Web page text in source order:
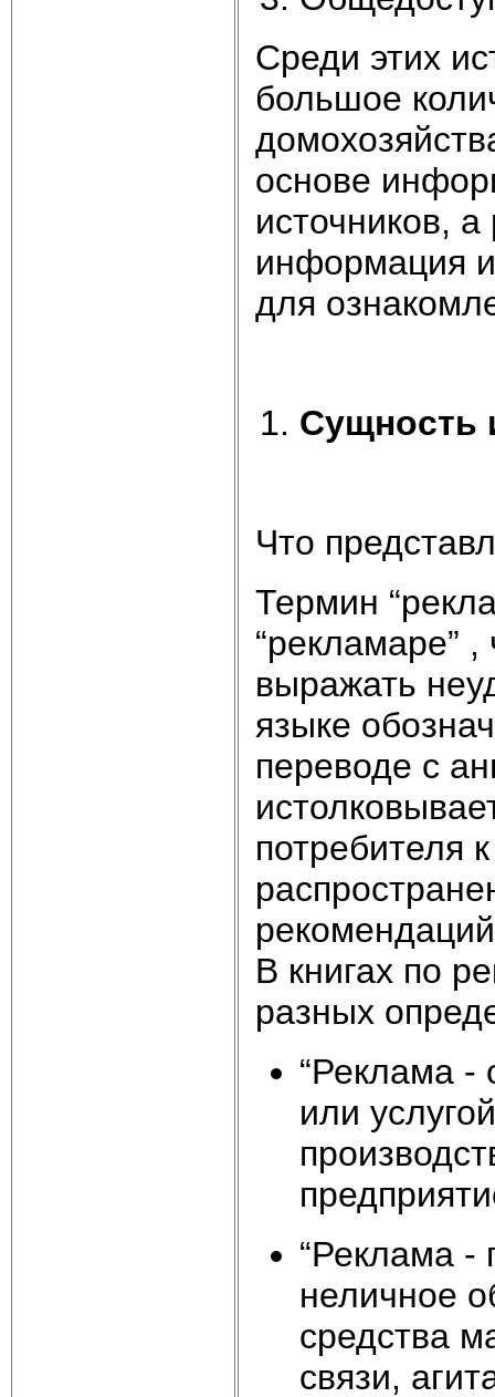
Среди этих
большое
основе
источников,
информация
для
Сущность
Что
Термин
“рекламаре” ,
выражать
языке
переводе с
потребителя
В книгах по
разных
“Реклама -
или
“Реклама -
неличное
средства
связи,